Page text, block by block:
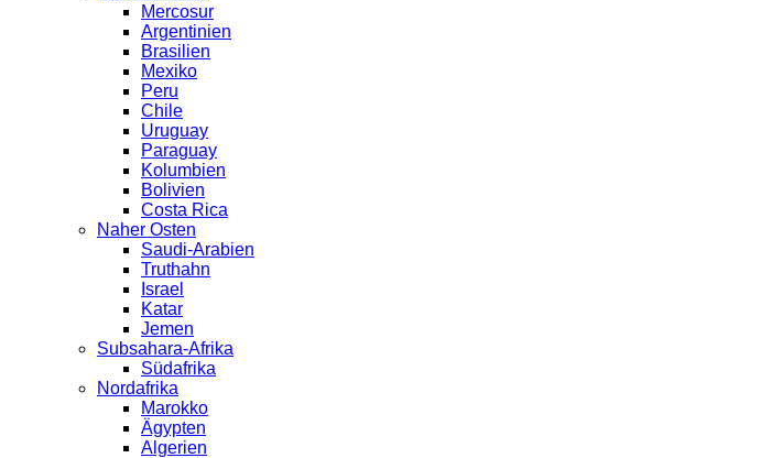
Mercosur
Argentinien
Brasilien
Mexiko
Peru
Chile
Uruguay
Paraguay
Kolumbien
Bolivien
Costa Rica
Naher Osten
Saudi-Arabien
Truthahn
Israel
Katar
Jemen
Subsahara-Afrika
Südafrika
Nordafrika
Marokko
Ägypten
Algerien